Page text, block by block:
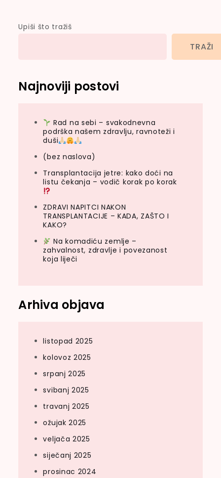
Upiši što tražiš
TRAŽI
Najnoviji postovi
Rad na sebi – svakodnevna
podrška našem zdravlju, ravnoteži i
duši
(bez naslova)
Transplantacija jetre: kako doći na
listu čekanja – vodič korak po korak
ZDRAVI NAPITCI NAKON
TRANSPLANTACIJE – KADA, ZAŠTO I
KAKO?
Na komadiću zemlje –
zahvalnost, zdravlje i povezanost
koja liječi
Arhiva objava
listopad 2025
kolovoz 2025
srpanj 2025
svibanj 2025
travanj 2025
ožujak 2025
veljača 2025
siječanj 2025
prosinac 2024